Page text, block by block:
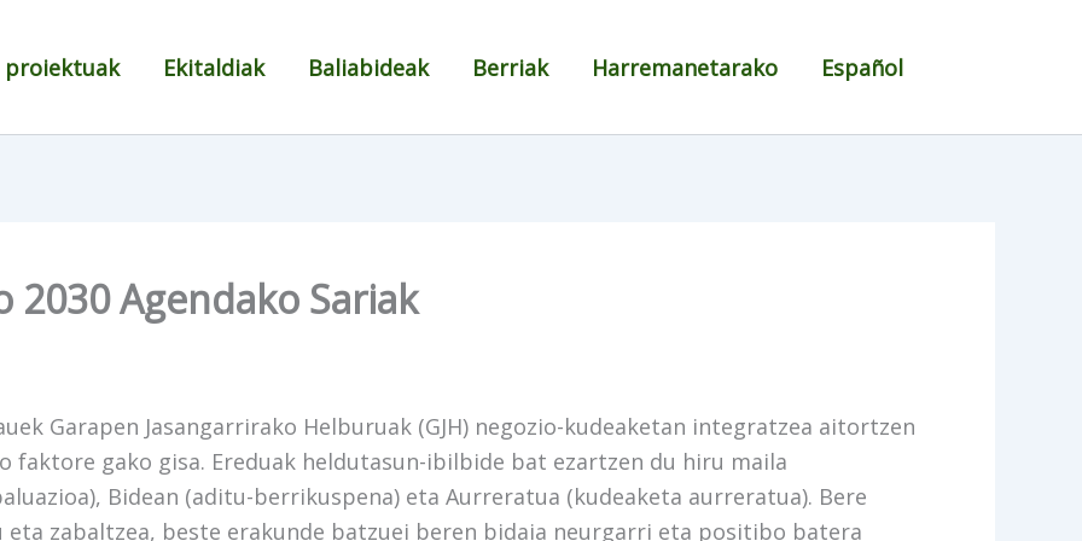
proiektuak Ekitaldiak Baliabideak Berriak Harremanetarako Español
2030 Agendako Sariak
Garapen Jasangarrirako Helburuak (GJH) negozio-kudeaketan integratzea aitortzen
faktore gako gisa. Ereduak heldutasun-ibilbide bat ezartzen du hiru maila
Bidean (aditu-berrikuspena) eta Aurreratua (kudeaketa aurreratua). Bere
zabaltzea, beste erakunde batzuei beren bidaia neurgarri eta positibo batera